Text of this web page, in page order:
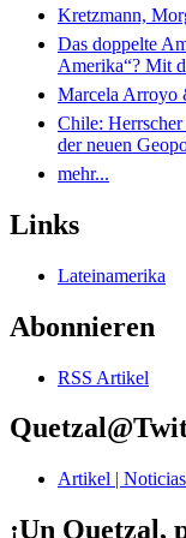
Kretzmann,
Das doppelte
Amerika“? Mit
Marcela Arroyo
Chile:
der neuen
mehr...
Links
Lateinamerika
Abonnieren
RSS Artikel
Artikel | Noticias
¡Un Quetzal,